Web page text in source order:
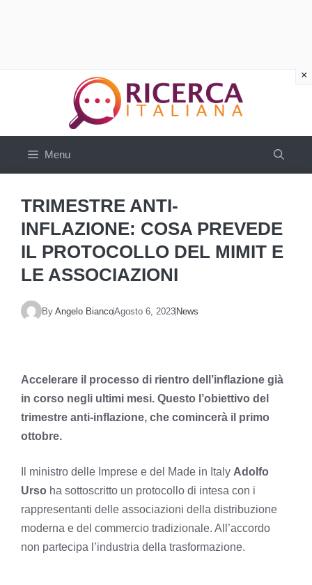
Menu
TRIMESTRE ANTI-
INFLAZIONE: COSA PREVEDE
IL PROTOCOLLO DEL MIMIT E
LE ASSOCIAZIONI
By Angelo BiancoAgosto 6, 2023News
Accelerare il processo di rientro dell’inflazione già
in corso negli ultimi mesi. Questo l’obiettivo del
trimestre anti-inflazione, che comincerà il primo
ottobre.
Il ministro delle Imprese e del Made in Italy Adolfo
Urso ha sottoscritto un protocollo di intesa con i
rappresentanti delle associazioni della distribuzione
moderna e del commercio tradizionale. All’accordo
non partecipa l’industria della trasformazione.